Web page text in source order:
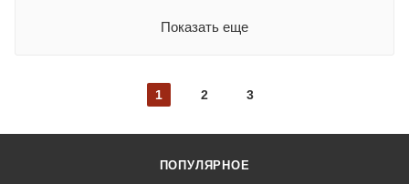
Показать еще
1 2 3
ПОПУЛЯРНОЕ